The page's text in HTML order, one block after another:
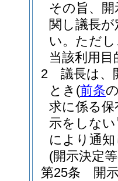
その旨、
関し議長
い。 ただ
当該利用
2
議長は、
とき (前条
求に係る
示をしな
により通
(開示決定
第25条
開